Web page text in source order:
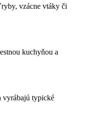
vzácne vtáky či
kuchyňou a
vyrábajú typické